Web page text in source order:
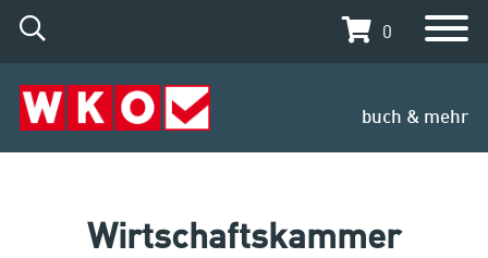
0
buch & mehr
Wirtschaftskammer